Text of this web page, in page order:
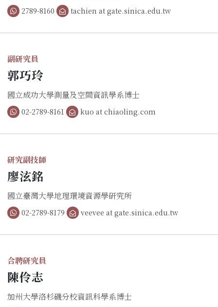
2789-8160 tachien at gate.sinica.edu.tw
副研究員
郭巧玲
國立成功大學測量及空間資訊學系博士
02-2789-8161 kuo at chiaoling.com
研究副技師
廖泫銘
國立臺灣大學地理環境資源學研究所
02-2789-8179 veevee at gate.sinica.edu.tw
合聘研究員
陳伶志
加州大學洛杉磯分校資訊科學系博士